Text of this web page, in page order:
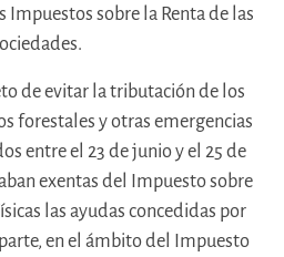
Impuestos sobre la Renta de las
de evitar la tributación de los
forestales y otras emergencias
entre el 23 de junio y el 25 de
exentas del Impuesto sobre
las ayudas concedidas por
en el ámbito del Impuesto